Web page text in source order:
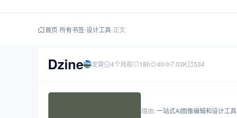
首页-所有书签-设计工具-正文
Dzine 龙霄 4个月前 180 40 7.03K 534
理由:一站式AI图像编辑和设计工具